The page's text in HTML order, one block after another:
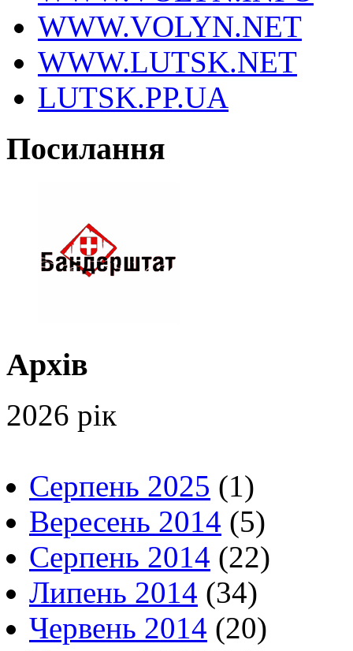
WWW.VOLYN.NET
WWW.LUTSK.NET
LUTSK.PP.UA
Посилання
Архів
2026 рік
Серпень 2025 (1)
Вересень 2014 (5)
Серпень 2014 (22)
Липень 2014 (34)
Червень 2014 (20)